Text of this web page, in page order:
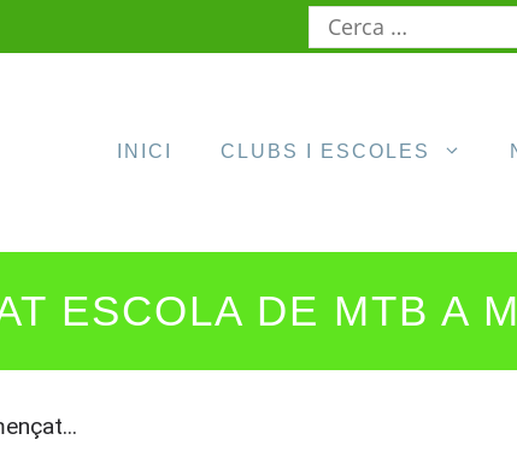
Cerca:
INICI CLUBS I ESCOLES
ESCOLA DE MTB A